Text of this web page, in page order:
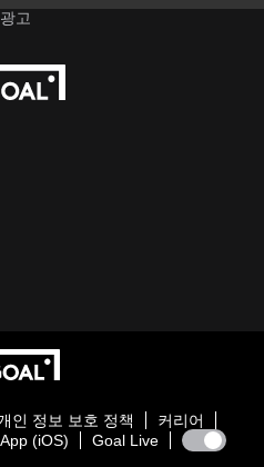
인 정보 보호 정책
커리어
(iOS) Goal Live